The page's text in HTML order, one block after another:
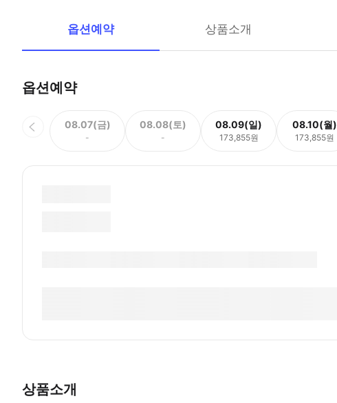
옵션예약 상품소개
옵션예약
08.07(금)
-
08.08(토)
-
08.09(일)
173,855원
08.10(월)
173,855원
상품소개